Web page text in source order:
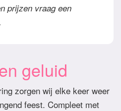
prijzen vraag een
geluid
zorgen wij elke keer weer
feest. Compleet met